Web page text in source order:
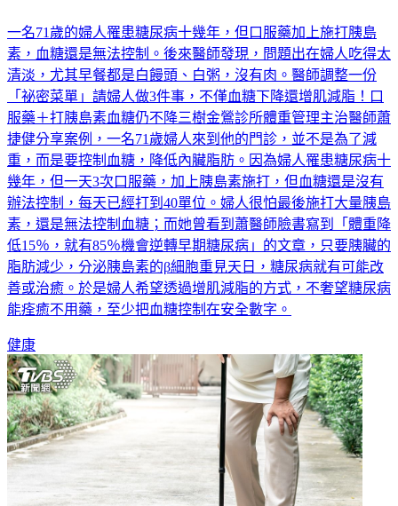
一名71歲的婦人罹患糖尿病十幾年，但口服藥加上施打胰島
素，血糖還是無法控制。後來醫師發現，問題出在婦人吃得太
清淡，尤其早餐都是白饅頭、白粥，沒有肉。醫師調整一份
「祕密菜單」請婦人做3件事，不僅血糖下降還增肌減脂！口
服藥＋打胰島素血糖仍不降三樹金鶯診所體重管理主治醫師蕭
捷健分享案例，一名71歲婦人來到他的門診，並不是為了減
重，而是要控制血糖，降低內臟脂肪。因為婦人罹患糖尿病十
幾年，但一天3次口服藥，加上胰島素施打，但血糖還是沒有
辦法控制，每天已經打到40單位。婦人很怕最後施打大量胰島
素，還是無法控制血糖；而她曾看到蕭醫師臉書寫到「體重降
低15％，就有85％機會逆轉早期糖尿病」的文章，只要胰臟的
脂肪減少，分泌胰島素的β細胞重見天日，糖尿病就有可能改
善或治癒。於是婦人希望透過增肌減脂的方式，不奢望糖尿病
健康